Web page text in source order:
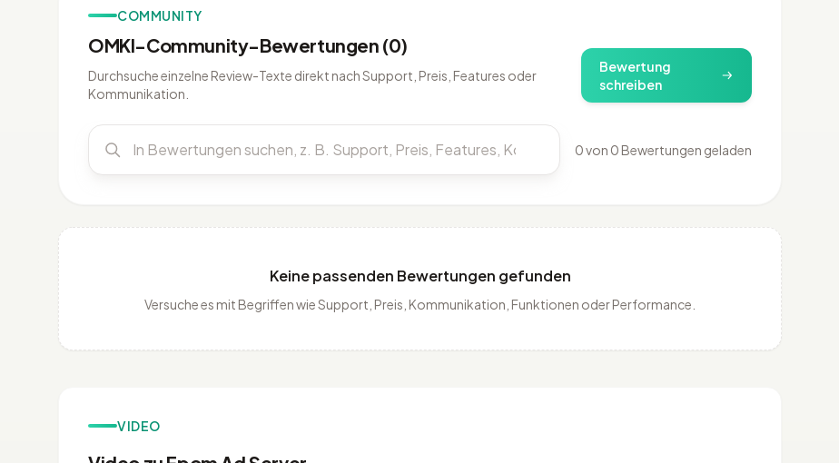
COMMUNITY
OMKI-Community-Bewertungen (0)
Durchsuche einzelne Review-Texte direkt nach Support, Preis, Features oder
Kommunikation.
Bewertung
schreiben
0 von 0 Bewertungen geladen
Keine passenden Bewertungen gefunden
Versuche es mit Begriffen wie Support, Preis, Kommunikation, Funktionen oder Performance.
VIDEO